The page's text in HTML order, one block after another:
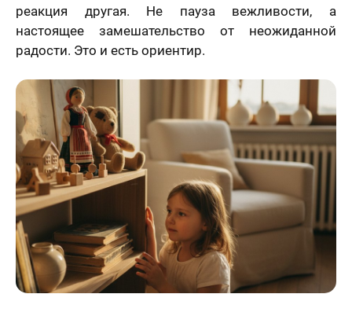
реакция другая. Не пауза вежливости, а
настоящее замешательство от неожиданной
радости. Это и есть ориентир.